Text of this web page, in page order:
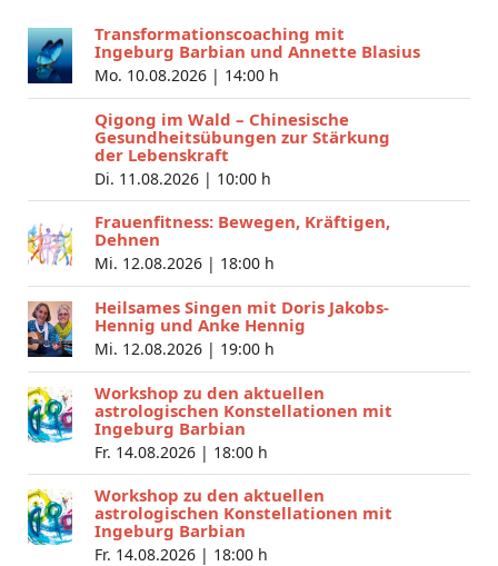
Transformationscoaching mit
Ingeburg Barbian und Annette Blasius
Mo. 10.08.2026 | 14:00 h
Qigong im Wald – Chinesische
Gesundheitsübungen zur Stärkung
der Lebenskraft
Di. 11.08.2026 | 10:00 h
Frauenfitness: Bewegen, Kräftigen,
Dehnen
Mi. 12.08.2026 | 18:00 h
Heilsames Singen mit Doris Jakobs-
Hennig und Anke Hennig
Mi. 12.08.2026 | 19:00 h
Workshop zu den aktuellen
astrologischen Konstellationen mit
Ingeburg Barbian
Fr. 14.08.2026 | 18:00 h
Workshop zu den aktuellen
astrologischen Konstellationen mit
Ingeburg Barbian
Fr. 14.08.2026 | 18:00 h